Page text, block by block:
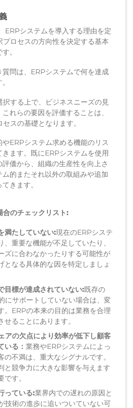
ERPシステムを導入する理由を定
ロセスの方向性を決定する基本
。
質問は ERPシステムで何を達成
する上で、ビジネスニーズの見
れらの要因を評価することは、
スの基礎となります。
ERPシステム求める機能のリス
きます。既にERPシステムを使用
価から、組織の生産性を向上さ
的またそれ以外の取組みや追加
きます。
合のチェックリスト:
満たしていない:現在のERPシステ
、重要な機能が不足していたり、
ズに合わなかったりする可能性が
となる具体的な因を特定しま しょ
目標が達成されていない:既存の
にサポートしていない場合は、変
。ERPの本来の目的は業務を合理
せること にあります。
アの欠点により効率が低下し顧客
いる：業務やERPシステムによっ
の不満は、重大なシグナルです。
と競争力に大きな影響を与えます
す。
っている:業界内での遅れの原因と
技術の進歩に追いついていない可